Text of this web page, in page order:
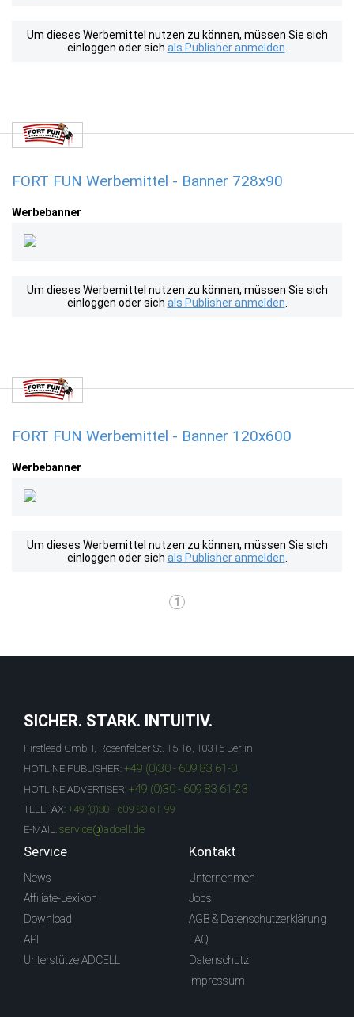
Um dieses Werbemittel nutzen zu können, müssen Sie sich
einloggen oder sich als Publisher anmelden
FORT FUN Werbemittel - Banner 728x90
Werbebanner
Um dieses Werbemittel nutzen zu können, müssen Sie sich
einloggen oder sich als Publisher anmelden
FORT FUN Werbemittel - Banner 120x600
Werbebanner
Um dieses Werbemittel nutzen zu können, müssen Sie sich
einloggen oder sich als Publisher anmelden
1
SICHER. STARK. INTUITIV.
Firstlead GmbH, Rosenfelder St. 15-16, 10315 Berlin
HOTLINE PUBLISHER: +49 (0)30 - 609 83 61-0
HOTLINE ADVERTISER: +49 (0)30 - 609 83 61-23
TELEFAX: +49 (0)30 - 609 83 61-99
E-MAIL: service@adcell.de
Service
News
Affiliate-Lexikon
Download
API
Unterstütze ADCELL
Kontakt
Unternehmen
Jobs
AGB & Datenschutzerklärung
FAQ
Datenschutz
Impressum